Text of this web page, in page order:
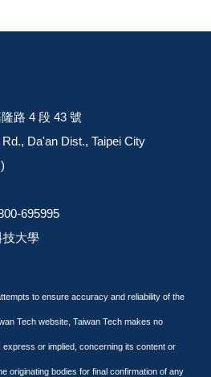
路 4 段 43 號
Da'an Dist., Taipei City
695995
技大學
to ensure accuracy and reliability of the
Tech website, Taiwan Tech makes no
or implied, concerning its content or
originating bodies for final confirmation of any